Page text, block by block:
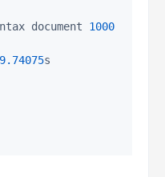
document 1000
9.74075